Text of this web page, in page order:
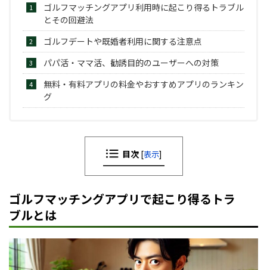
ゴルフマッチングアプリ利用時に起こり得るトラブル
とその回避法
ゴルフデートや既婚者利用に関する注意点
パパ活・ママ活、勧誘目的のユーザーへの対策
無料・有料アプリの料金やおすすめアプリのランキン
グ
目次 [表示]
ゴルフマッチングアプリで起こり得るトラ
ブルとは